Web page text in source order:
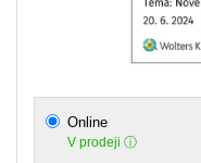
Online
V prodeji